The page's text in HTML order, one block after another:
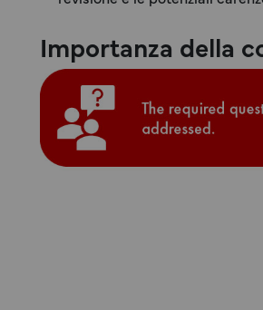
Importanza della